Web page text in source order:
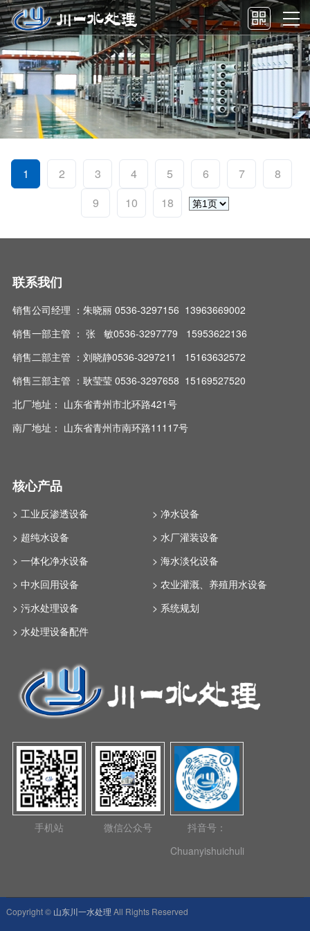
1 2 3 4 5 6 7
8
9
10 18
联系我们
销售公司经理 ：朱晓丽 0536-3297156 13963669002
销售一部主管 ： 张 敏0536-3297779 15953622136
销售二部主管 ：刘晓静0536-3297211 15163632572
销售三部主管 ：耿莹莹 0536-3297658 15169527520
北厂地址： 山东省青州市北环路421号
南厂地址： 山东省青州市南环路11117号
核心产品
> 工业反渗透设备
> 净水设备
> 超纯水设备
> 水厂灌装设备
> 一体化净水设备
> 海水淡化设备
> 中水回用设备
> 农业灌溉、养殖用水设备
> 污水处理设备
> 系统规划
> 水处理设备配件
手机站 微信公众号
抖音号：
Chuanyishuichuli
Copyright © 山东川一水处理 All Rights Reserved